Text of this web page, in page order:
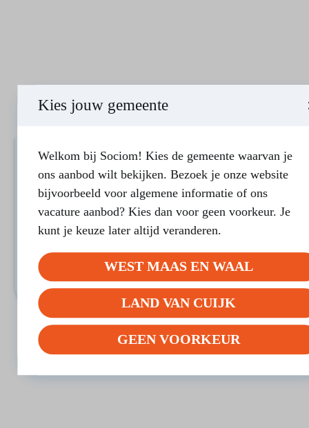
Stress? Nu even niet!
Doel van de cursus Het doel van deze cursus is om
deelnemers, door middel van praktische oefeningen, te
leren wat…
MEER INFORMATIE
Kies jouw gemeente
Welkom bij Sociom! Kies de gemeente waarvan je
ons aanbod wilt bekijken. Bezoek je onze website
bijvoorbeeld voor algemene informatie of ons
vacature aanbod? Kies dan voor geen voorkeur. Je
kunt je keuze later altijd veranderen.
WEST MAAS EN WAAL
LAND VAN CUIJK
GEEN VOORKEUR